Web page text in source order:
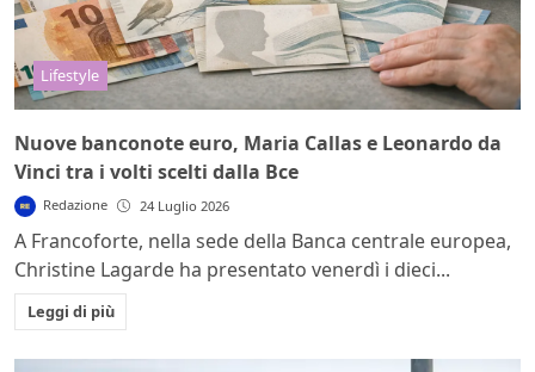
Lifestyle
Nuove banconote euro, Maria Callas e Leonardo da
Vinci tra i volti scelti dalla Bce
Redazione 24 Luglio 2026
A Francoforte, nella sede della Banca centrale europea,
Christine Lagarde ha presentato venerdì i dieci...
Leggi di più